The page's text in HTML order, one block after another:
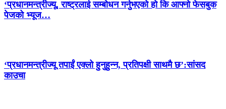
‘प्रधानमन्त्रीज्यू, राष्ट्रलाई सम्बोधन गर्नुभएको हो कि आफ्नो फेसबुक
पेजको भ्यूज…
‘प्रधानमन्त्रीज्यू तपाईं एक्लो हुनुहुन्न, प्रतिपक्षी साथमै छ’:सांसद
काउचा